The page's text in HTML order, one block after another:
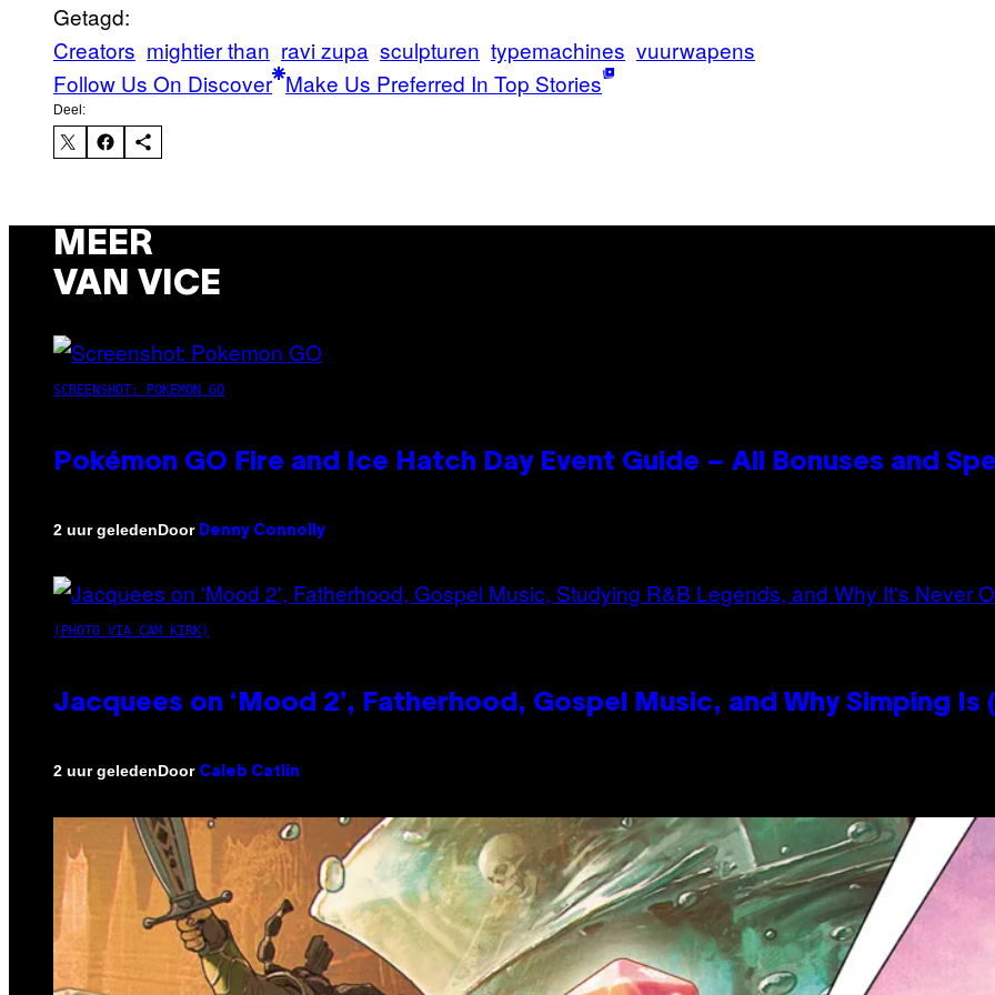
Getagd:
Creators mightier than ravi zupa sculpturen typemachines vuurwapens
Follow Us On Discover Make Us Preferred In Top Stories
Deel:
MEER
VAN VICE
SCREENSHOT: POKEMON GO
Pokémon GO Fire and Ice Hatch Day Event Guide – All Bonuses and
2 uur geledenDoor Denny Connolly
(PHOTO VIA CAM KIRK)
Jacquees on ‘Mood 2’, Fatherhood, Gospel Music, and Why Simping Is
2 uur geledenDoor Caleb Catlin